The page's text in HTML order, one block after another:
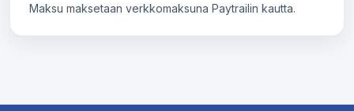
Maksu maksetaan verkkomaksuna Paytrailin kautta.